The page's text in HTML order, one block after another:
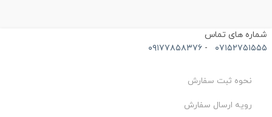
های تماس
- ۰۹۱۷۷۸۵۸۳۷۶
نحوه ثبت سفارش
رویه ارسال سفارش